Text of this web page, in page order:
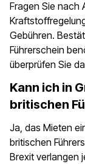
Fragen Sie nach
Gebühren.
Führerschein
überprüfen Sie
Kann ich in
britischen
Ja, das Mieten
britischen
Brexit verlangen